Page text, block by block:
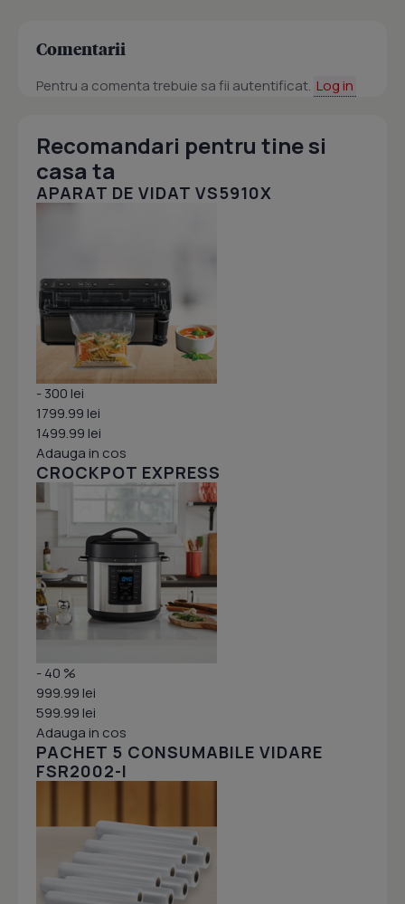
Comentarii
Pentru a comenta trebuie sa fii autentificat. Log in
Recomandari pentru tine si
casa ta
APARAT DE VIDAT VS5910X
- 300 lei
1799.99 lei
1499.99 lei
Adauga in cos
CROCKPOT EXPRESS
- 40 %
999.99 lei
599.99 lei
Adauga in cos
PACHET 5 CONSUMABILE VIDARE
FSR2002-I